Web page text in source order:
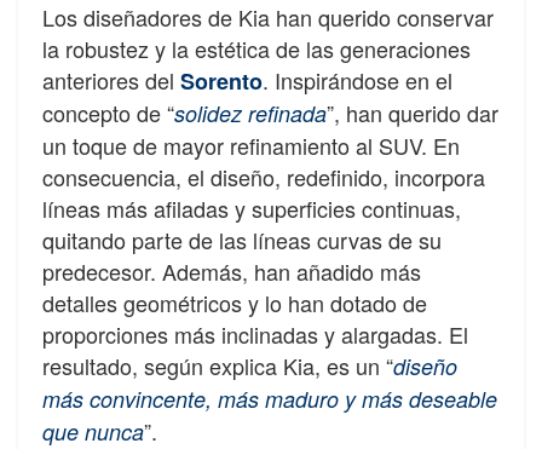
Los diseñadores de Kia han querido conservar
la robustez y la estética de las generaciones
anteriores del Sorento. Inspirándose en el
concepto de “solidez refinada”, han querido dar
un toque de mayor refinamiento al SUV. En
consecuencia, el diseño, redefinido, incorpora
líneas más afiladas y superficies continuas,
quitando parte de las líneas curvas de su
predecesor. Además, han añadido más
detalles geométricos y lo han dotado de
proporciones más inclinadas y alargadas. El
resultado, según explica Kia, es un “diseño
más convincente, más maduro y más deseable
que nunca”.